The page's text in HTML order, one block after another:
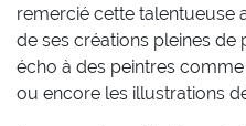
remercié cette talentueuse
de ses créations pleines de
écho à des peintres
ou encore les illustrations